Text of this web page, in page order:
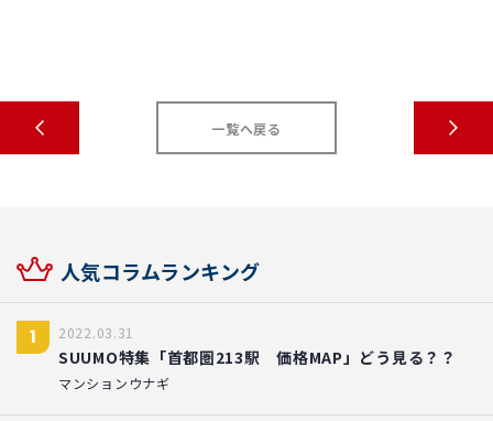
一覧へ戻る
人気コラムランキング
1 2022.03.31
SUUMO特集「首都圏213駅 価格MAP」どう見る？？
マンションウナギ